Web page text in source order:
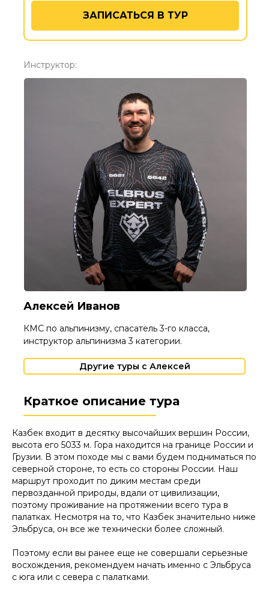
ЗАПИСАТЬСЯ В ТУР
Инструктор:
Алексей Иванов
КМС по альпинизму, спасатель 3-го класса,
инструктор альпинизма 3 категории.
Другие туры с Алексей
Краткое описание тура
Казбек входит в десятку высочайших вершин России,
высота его 5033 м. Гора находится на границе России и
Грузии. В этом походе мы с вами будем подниматься по
северной стороне, то есть со стороны России. Наш
маршрут проходит по диким местам среди
первозданной природы, вдали от цивилизации,
поэтому проживание на протяжении всего тура в
палатках. Несмотря на то, что Казбек значительно ниже
Эльбруса, он все же технически более сложный.
Поэтому если вы ранее еще не совершали серьезные
восхождения, рекомендуем начать именно с Эльбруса
с юга или с севера с палатками.